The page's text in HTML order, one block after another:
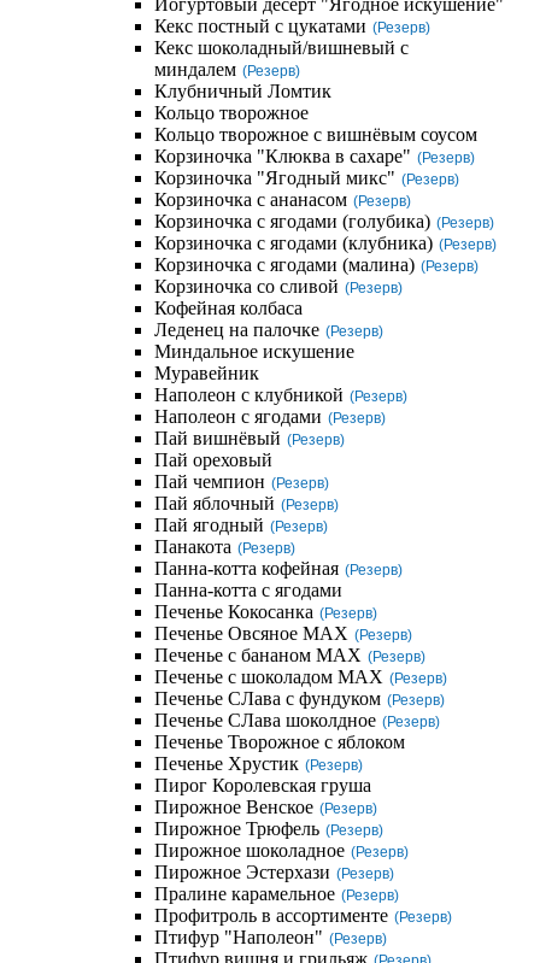
Йогуртовый десерт "Ягодное искушение"
Кекс постный с цукатами (Резерв)
Кекс шоколадный/вишневый с
миндалем (Резерв)
Клубничный Ломтик
Кольцо творожное
Кольцо творожное с вишнёвым соусом
Корзиночка "Клюква в сахаре" (Резерв)
Корзиночка "Ягодный микс" (Резерв)
Корзиночка с ананасом (Резерв)
Корзиночка с ягодами (голубика) (Резерв)
Корзиночка с ягодами (клубника) (Резерв)
Корзиночка с ягодами (малина) (Резерв)
Корзиночка со сливой (Резерв)
Кофейная колбаса
Леденец на палочке (Резерв)
Миндальное искушение
Муравейник
Наполеон с клубникой (Резерв)
Наполеон с ягодами (Резерв)
Пай вишнёвый (Резерв)
Пай ореховый
Пай чемпион (Резерв)
Пай яблочный (Резерв)
Пай ягодный (Резерв)
Панакота (Резерв)
Панна-котта кофейная (Резерв)
Панна-котта с ягодами
Печенье Кокосанка (Резерв)
Печенье Овсяное MAX (Резерв)
Печенье с бананом MAX (Резерв)
Печенье с шоколадом MAX (Резерв)
Печенье СЛава с фундуком (Резерв)
Печенье СЛава шоколдное (Резерв)
Печенье Творожное с яблоком
Печенье Хрустик (Резерв)
Пирог Королевская груша
Пирожное Венское (Резерв)
Пирожное Трюфель (Резерв)
Пирожное шоколадное (Резерв)
Пирожное Эстерхази (Резерв)
Пралине карамельное (Резерв)
Профитроль в ассортименте (Резерв)
Птифур "Наполеон" (Резерв)
Птифур вишня и грильяж